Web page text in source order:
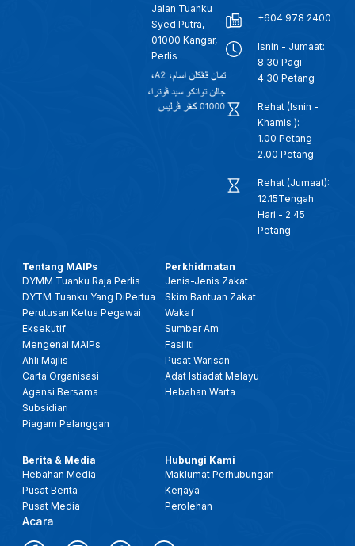
Jalan Tuanku
Syed Putra,
01000 Kangar,
Perlis
+604 978 2400
Isnin - Jumaat:
8.30 Pagi -
4:30 Petang
Rehat (Isnin -
Khamis ):
1.00 Petang -
2.00 Petang
Rehat (Jumaat):
12.15Tengah
Hari - 2.45
Petang
Tentang MAIPs
DYMM Tuanku Raja Perlis
DYTM Tuanku Yang DiPertua
Perutusan Ketua Pegawai
Eksekutif
Mengenai MAIPs
Ahli Majlis
Carta Organisasi
Agensi Bersama
Subsidiari
Piagam Pelanggan
Perkhidmatan
Jenis-Jenis Zakat
Skim Bantuan Zakat
Wakaf
Sumber Am
Fasiliti
Pusat Warisan
Adat Istiadat Melayu
Hebahan Warta
Berita & Media
Hebahan Media
Pusat Berita
Pusat Media
Acara
Hubungi Kami
Maklumat Perhubungan
Kerjaya
Perolehan